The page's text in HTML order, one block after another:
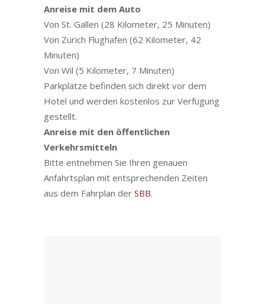
Anreise mit dem Auto
Von St. Gallen (28 Kilometer, 25 Minuten)
Von Zürich Flughafen (62 Kilometer, 42
Minuten)
Von Wil (5 Kilometer, 7 Minuten)
Parkplätze befinden sich direkt vor dem
Hotel und werden kostenlos zur Verfügung
gestellt.
Anreise mit den öffentlichen
Verkehrsmitteln
Bitte entnehmen Sie Ihren genauen
Anfahrtsplan mit entsprechenden Zeiten
aus dem Fahrplan der SBB.